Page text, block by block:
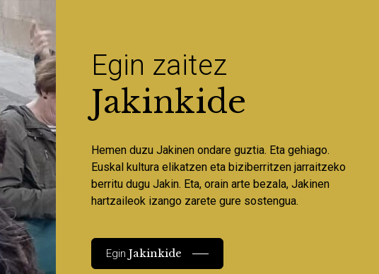
Egin zaitez
Jakinkide
Hemen duzu Jakinen ondare guztia. Eta gehiago.
Euskal kultura elikatzen eta biziberritzen jarraitzeko
berritu dugu Jakin. Eta, orain arte bezala, Jakinen
hartzaileok izango zarete gure sostengua.
EginJakinkide